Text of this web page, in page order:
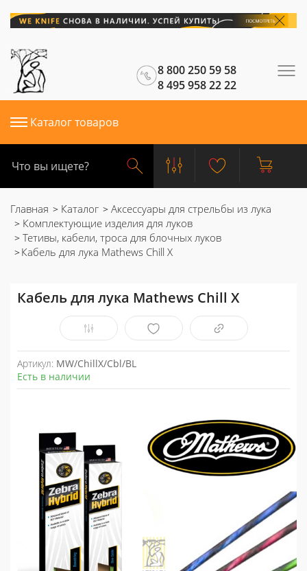
8 800 250 59 58
8 495 958 22 22
Каталог товаров
Главная Каталог
Аксессуары для стрельбы из лука
Комплектующие изделия для луков
Тетивы, кабели, троса для блочных луков
Кабель для лука Mathews Chill X
Кабель для лука Mathews Chill X
Артикул: MW/ChillX/Cbl/BL
Есть в наличии